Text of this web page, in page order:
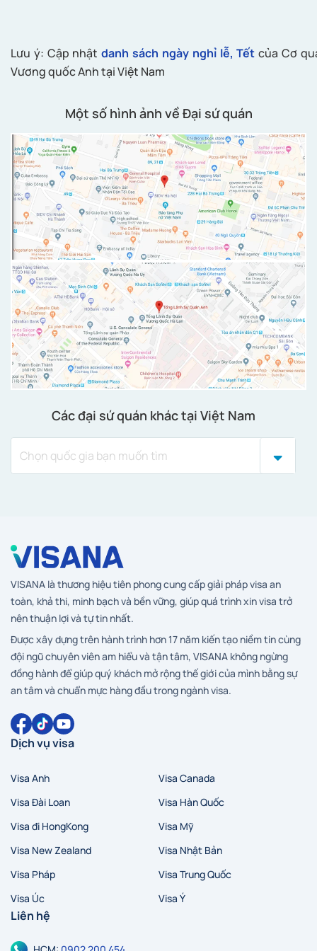
Lưu ý: Cập nhậtdanh sách ngày nghỉ lễ, Tếtcủa Cơ
Vương quốc Anh tại Việt Nam
Một số hình ảnh về Đại sứ quán
Các đại sứ quán khác tại Việt Nam
VISANA là thương hiệu tiên phong cung cấp giải pháp visa an
toàn, khả thi, minh bạch và bền vững, giúp quá trình xin visa trở
nên thuận lợi và tự tin nhất.
Được xây dựng trên hành trình hơn 17 năm kiến tạo niềm tin cùng
đội ngũ chuyên viên am hiểu và tận tâm, VISANA không ngừng
đồng hành để giúp quý khách mở rộng thế giới của mình bằng sự
an tâm và chuẩn mực hàng đầu trong ngành visa.
Dịch vụ visa
Visa Anh
Visa Canada
Visa Đài Loan
Visa Hàn Quốc
Visa đi HongKong
Visa Mỹ
Visa New Zealand
Visa Nhật Bản
Visa Pháp
Visa Trung Quốc
Visa Úc
Visa Ý
Liên hệ